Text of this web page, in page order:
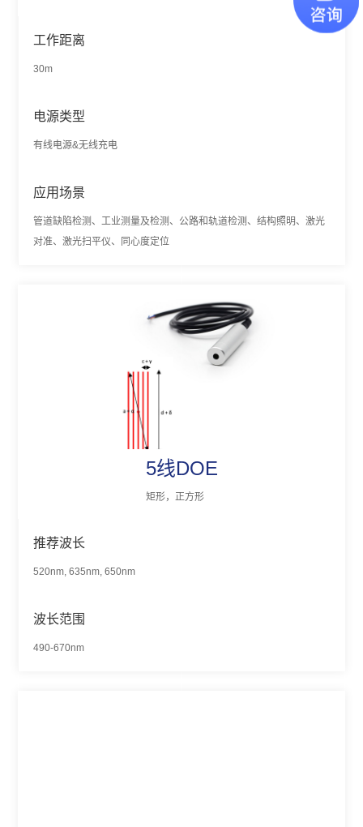
工作距离
30m
电源类型
有线电源&无线充电
应用场景
管道缺陷检测、工业测量及检测、公路和轨道检测、结构照明、激光
对准、激光扫平仪、同心度定位
5线DOE
矩形，正方形
推荐波长
520nm, 635nm, 650nm
波长范围
490-670nm